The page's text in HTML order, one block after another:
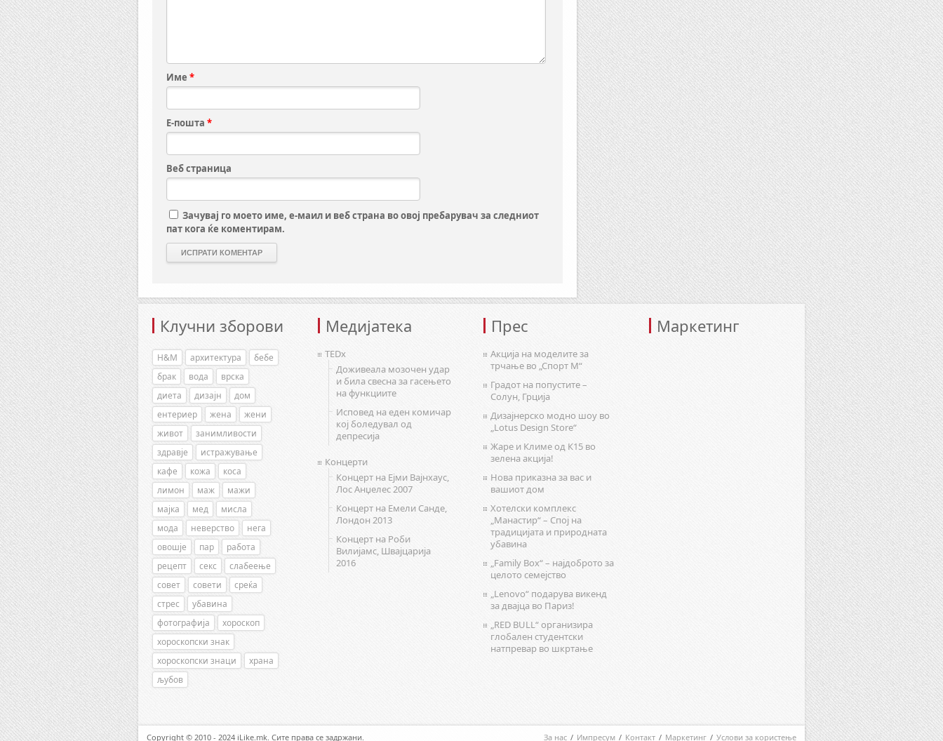
Име *
Е-пошта *
Веб страница
Зачувај го моето име, е-маил и веб страна во овој пребарувач за следниот
пат кога ќе коментирам.
Клучни зборови
H&M архитектура
бебе
брак
вода
врска
диета
дизајн
дом
ентериер
жена
жени
живот
занимливости
здравје
истражување
кафе
кожа
коса
лимон
маж
мажи
мајка
мед
мисла
мода
неверство
нега
овошје
пар
работа
рецепт
секс
слабеење
совет
совети
среќа
стрес
убавина
фотографија
хороскоп
хороскопски знак
хороскопски знаци
храна
љубов
Медијатека
TEDx
Доживеала мозочен удар
и била свесна за гасењето
на функциите
Исповед на еден комичар
кој боледувал од
депресија
Концерти
Концерт на Ејми Вајнхаус,
Лос Анџелес 2007
Концерт на Емели Санде,
Лондон 2013
Концерт на Роби
Вилијамс, Швајцарија
2016
Прес
Акција на моделите за
трчање во „Спорт М“
Градот на попустите –
Солун, Грција
Дизајнерско модно шоу во
„Lotus Design Store“
Жаре и Климе од К15 во
зелена акција!
Нова приказна за вас и
вашиот дом
Хотелски комплекс
„Манастир“ – Спој на
традицијата и природната
убавина
„Family Box“ – најдоброто за
целото семејство
„Lenovo“ подарува викенд
за двајца во Париз!
„RED BULL“ организира
глобален студентски
натпревар во шкртање
Маркетинг
Copyright © 2010 - 2024 iLike.mk. Сите права се задржани. За нас / Импресум / Контакт / Маркетинг / Услови за користење